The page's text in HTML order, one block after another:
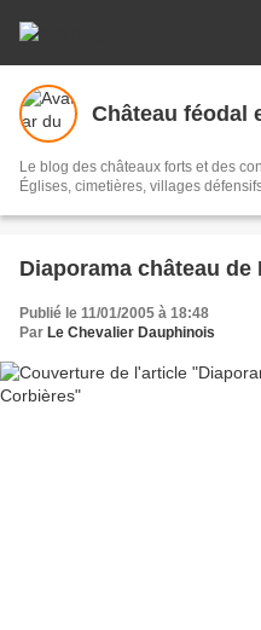
Château féodal
Le blog des châteaux forts et des
Églises, cimetières, villages
Diaporama château
Publié le 11/01/2005 à 18:48
Par Le Chevalier Dauphinois